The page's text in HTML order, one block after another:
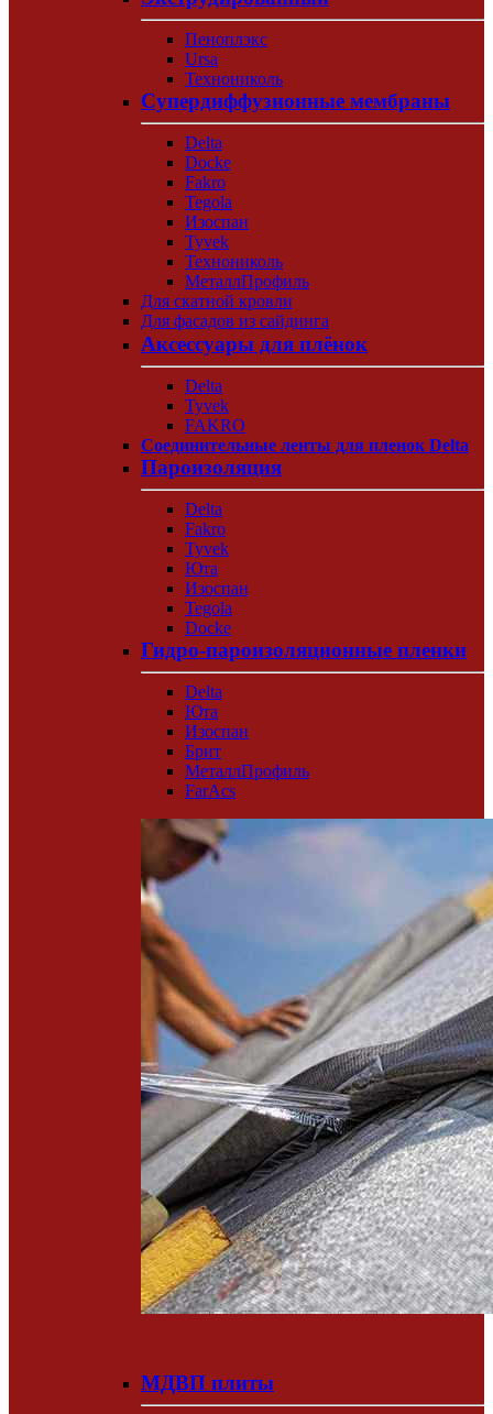
Пеноплэкс
Ursa
Технониколь
Супердиффузионные мембраны
Delta
Docke
Fakro
Tegola
Изоспан
Tyvek
Технониколь
МеталлПрофиль
Для скатной кровли
Для фасадов из сайдинга
Аксессуары для плёнок
Delta
Tyvek
FAKRO
Соединительные ленты для пленок Delta
Пароизоляция
Delta
Fakro
Tyvek
Юта
Изоспан
Tegola
Docke
Гидро-пароизоляционные пленки
Delta
Юта
Изоспан
Брит
МеталлПрофиль
FarAcs
МДВП плиты